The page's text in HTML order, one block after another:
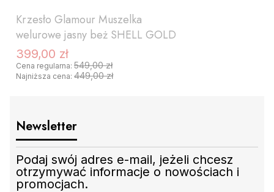
Krzesło Glamour Muszelka
welurowe jasny beż SHELL GOLD
Cena promocyjna
399,00 zł
Cena regularna: 549,00 zł
Najniższa cena: 449,00 zł
Newsletter
Podaj swój adres e-mail, jeżeli chcesz
otrzymywać informacje o nowościach i
promocjach.